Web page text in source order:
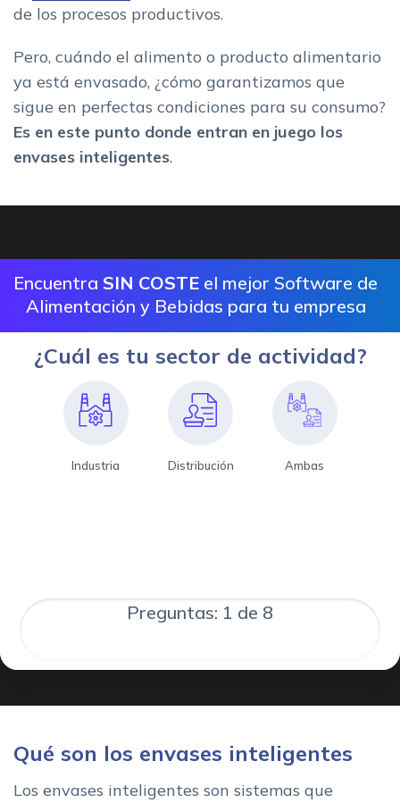
de los procesos productivos.
Pero, cuándo el alimento o producto alimentario
ya está envasado, ¿cómo garantizamos que
sigue en perfectas condiciones para su consumo?
Es en este punto donde entran en juego los
envases inteligentes.
Encuentra SIN COSTE el mejor Software de
Alimentación y Bebidas para tu empresa
¿Cuál es tu sector de actividad?
Industria Distribución Ambas
Preguntas: 1 de 8
Qué son los envases inteligentes
Los envases inteligentes son sistemas que